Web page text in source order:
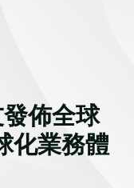
佈全球
化業務體